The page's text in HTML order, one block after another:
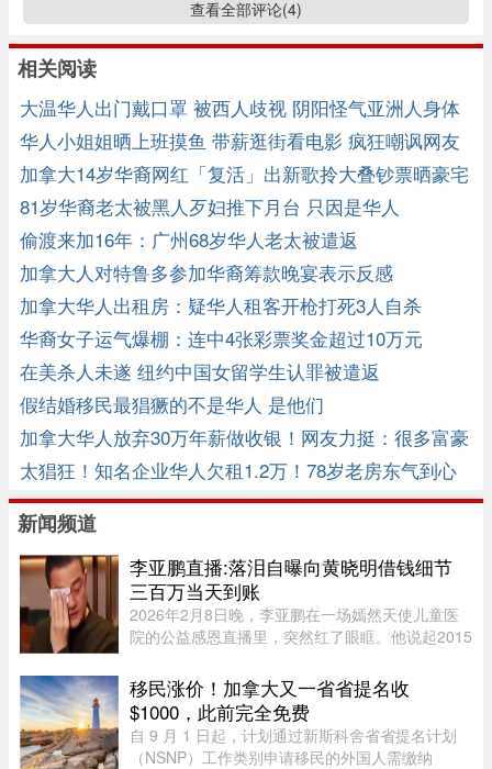
查看全部评论(4)
相关阅读
大温华人出门戴口罩 被西人歧视 阴阳怪气亚洲人身体
太弱
华人小姐姐晒上班摸鱼 带薪逛街看电影 疯狂嘲讽网友
结局舒服了… ...
加拿大14岁华裔网红「复活」出新歌拎大叠钞票晒豪宅
名车
81岁华裔老太被黑人歹妇推下月台 只因是华人
偷渡来加16年：广州68岁华人老太被遣返
加拿大人对特鲁多参加华裔筹款晚宴表示反感
加拿大华人出租房：疑华人租客开枪打死3人自杀
华裔女子运气爆棚：连中4张彩票奖金超过10万元
在美杀人未遂 纽约中国女留学生认罪被遣返
假结婚移民最猖獗的不是华人 是他们
加拿大华人放弃30万年薪做收银！网友力挺：很多富豪
在杀鱼！ ... ...
太猖狂！知名企业华人欠租1.2万！78岁老房东气到心
脏病！
新闻频道
李亚鹏直播:落泪自曝向黄晓明借钱细节
三百万当天到账
2026年2月8日晚，李亚鹏在一场嫣然天使儿童医
院的公益感恩直播里，突然红了眼眶。他说起2015
助短信，不到一分钟收到四个字——"发个账户"。
当天300万到账，没借条、没 ...
移民涨价！加拿大又一省省提名收
$1000，此前完全免费
自 9 月 1 日起，计划通过新斯科舍省省提名计划
（NSNP）工作类别申请移民的外国人需缴纳